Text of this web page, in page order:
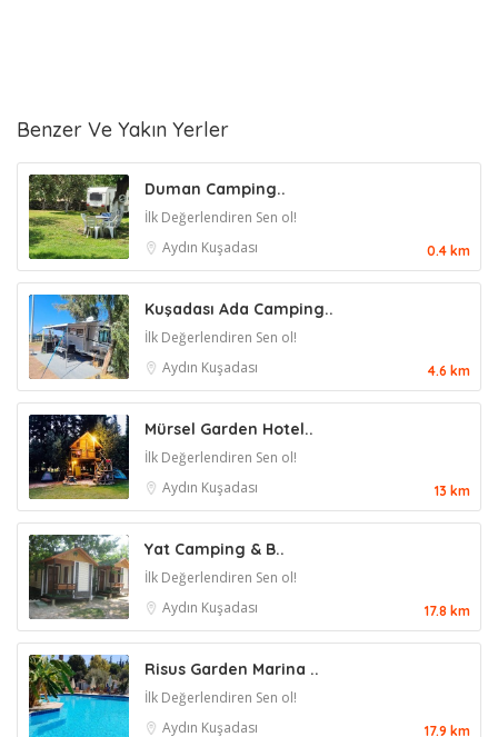
Benzer Ve Yakın Yerler
Duman Camping..
İlk Değerlendiren Sen ol!
Aydın Kuşadası 0.4 km
Kuşadası Ada Camping..
İlk Değerlendiren Sen ol!
Aydın Kuşadası 4.6 km
Mürsel Garden Hotel..
İlk Değerlendiren Sen ol!
Aydın Kuşadası 13 km
Yat Camping & B..
İlk Değerlendiren Sen ol!
Aydın Kuşadası 17.8 km
Risus Garden Marina ..
İlk Değerlendiren Sen ol!
Aydın Kuşadası 17.9 km